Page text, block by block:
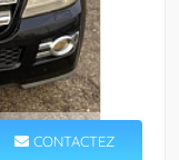
CONTACTEZ